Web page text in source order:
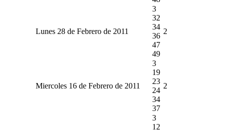
Lunes 28 de Febrero de 2011
3
32
34
36
47
49
2
Miercoles 16 de Febrero de 2011
3
19
23
24
34
37
2
3
12